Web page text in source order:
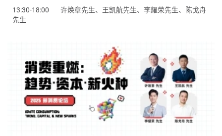
13:30-18:00
许焕章先生、王凯航先生、李耀荣先生、陈戈舟
先生